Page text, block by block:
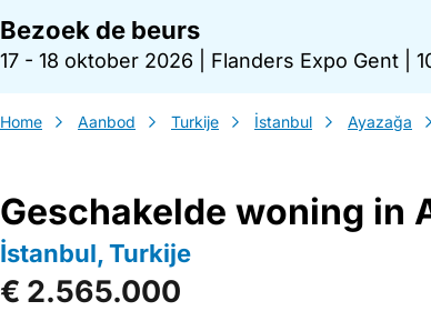
Bezoek de beurs
17 - 18 oktober 2026 Flanders Expo Gent
Home Aanbod Turkije İstanbul Ayazağa
Geschakelde woning in
İstanbul, Turkije
€ 2.565.000